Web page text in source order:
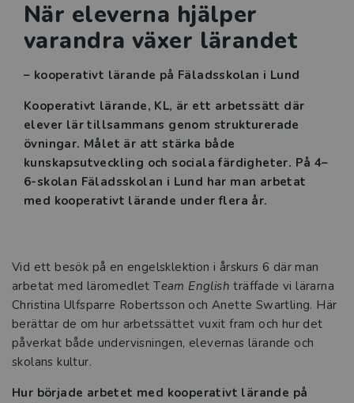
Språk i sikte
Svenskämnet i praktiken
Intervju Etik och juridik
Mer problemlösning i
matematikundervisningen
Tre snabba frågor till Linda Edström
Tre snabba frågor till Emma Frisk Carlström
Läsning på agendan
Från språkljud till läsförståelse – så
utvecklas läsningen
När eleverna hjälper
varandra växer lärandet
– kooperativt lärande på Fäladsskolan i Lund
Kooperativt lärande, KL, är ett arbetssätt där
elever lär tillsammans genom strukturerade
övningar. Målet är att stärka både
kunskapsutveckling och sociala färdigheter. På 4–
6-skolan Fäladsskolan i Lund har man arbetat
med kooperativt lärande under flera år.
Vid ett besök på en engelsklektion i årskurs 6 där man
arbetat med läromedlet Team English träffade vi lärarna
Christina Ulfsparre Robertsson och Anette Swartling. Här
berättar de om hur arbetssättet vuxit fram och hur det
påverkat både undervisningen, elevernas lärande och
skolans kultur.
Hur började arbetet med kooperativt lärande på